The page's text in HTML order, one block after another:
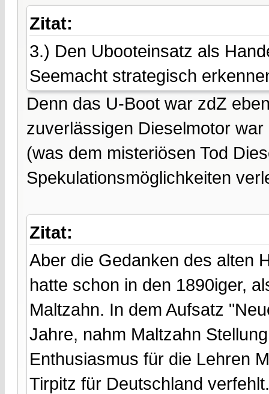
Zitat:
3.) Den Ubooteinsatz als
Seemacht strategisch
Denn das U-Boot war zdZ
zuverlässigen Dieselmotor
(was dem misteriösen Tod
Spekulationsmöglichkeiten
Zitat:
Aber die Gedanken des alten
hatte schon in den 1890iger,
Maltzahn. In dem Aufsatz
Jahre, nahm Maltzahn
Enthusiasmus für die Lehren
Tirpitz für Deutschland verfehlt.